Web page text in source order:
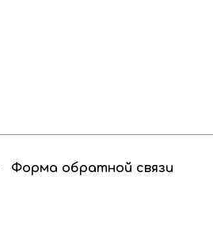
Форма обратной связи